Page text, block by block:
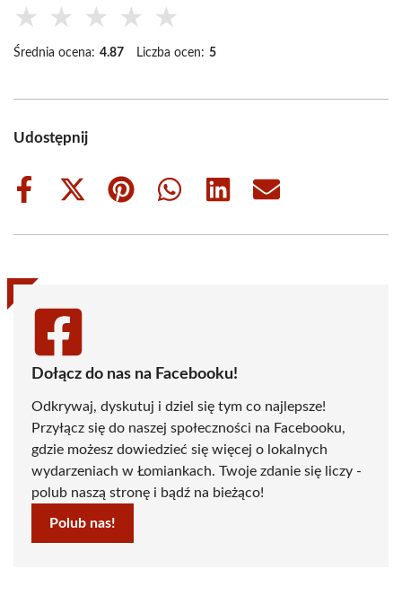
★ ★ ★ ★ ★
Średnia ocena: 4.87 Liczba ocen: 5
Udostępnij
Share
Share
(Twitter)
Share
Share
Share
Share
Dołącz do nas na Facebooku!
Odkrywaj, dyskutuj i dziel się tym co najlepsze!
Przyłącz się do naszej społeczności na Facebooku,
gdzie możesz dowiedzieć się więcej o lokalnych
wydarzeniach w Łomiankach. Twoje zdanie się liczy -
polub naszą stronę i bądź na bieżąco!
Polub nas!